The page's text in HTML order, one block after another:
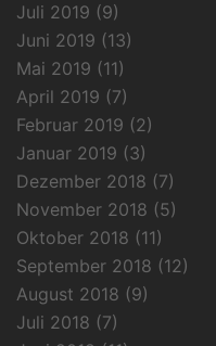
Juli 2019 (9)
Juni 2019 (13)
Mai 2019 (11)
April 2019 (7)
Februar 2019 (2)
Januar 2019 (3)
Dezember 2018 (7)
November 2018 (5)
Oktober 2018 (11)
September 2018 (12)
August 2018 (9)
Juli 2018 (7)